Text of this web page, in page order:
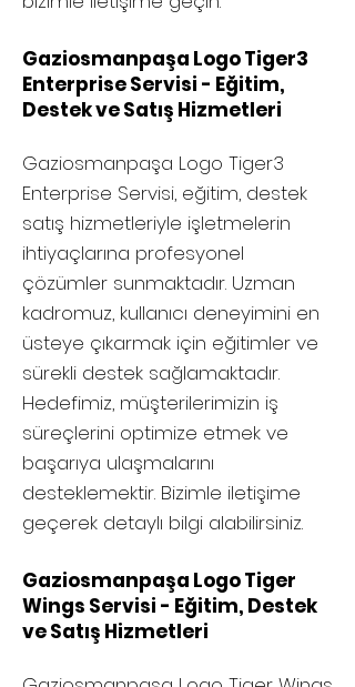
Gaziosmanpaşa Logo Tiger3
Enterprise Servisi - Eğitim,
Destek ve Satış Hizmetleri
Gaziosmanpaşa Logo Tiger3
Enterprise Servisi, eğitim, destek
satış hizmetleriyle işletmelerin
ihtiyaçlarına profesyonel
çözümler sunmaktadır. Uzman
kadromuz, kullanıcı deneyimini en
üsteye çıkarmak için eğitimler ve
sürekli destek sağlamaktadır.
Hedefimiz, müşterilerimizin iş
süreçlerini optimize etmek ve
başarıya ulaşmalarını
desteklemektir. Bizimle iletişime
geçerek detaylı bilgi alabilirsiniz.
Gaziosmanpaşa Logo Tiger
Wings Servisi - Eğitim, Destek
ve Satış Hizmetleri